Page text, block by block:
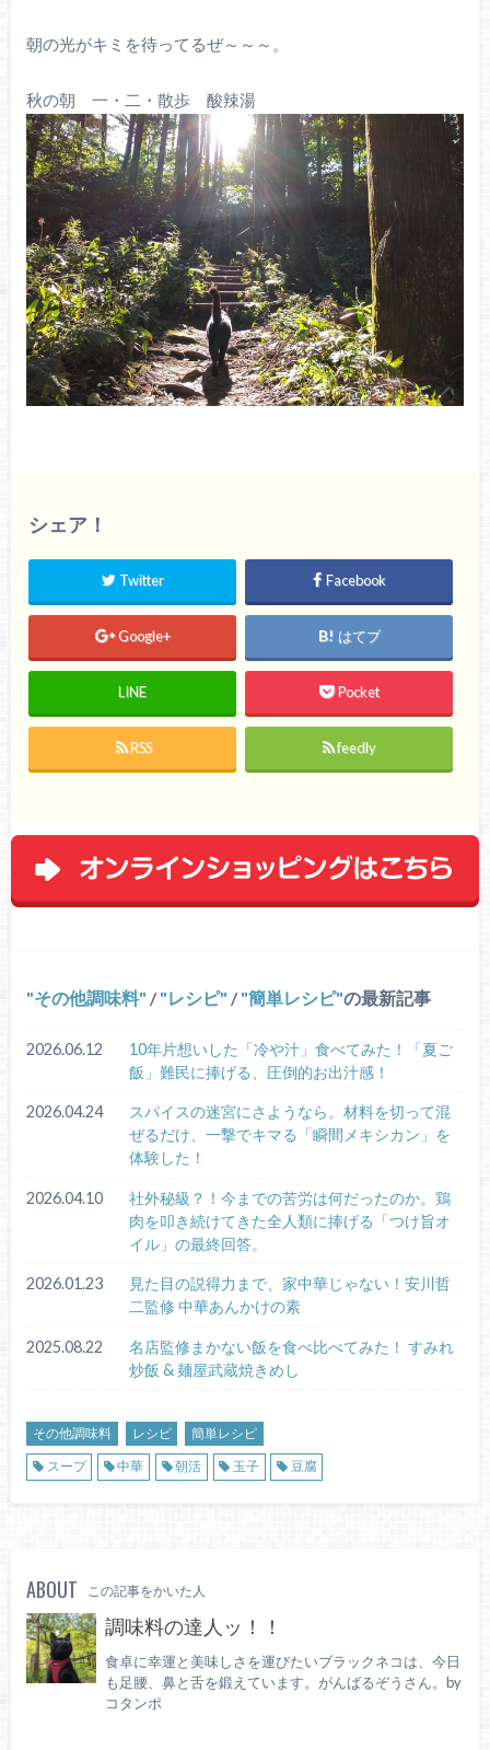
朝の光がキミを待ってるぜ～～～。
秋の朝 一・二・散歩 酸辣湯
シェア！
Twitter Facebook
Google+ はてブ
LINE Pocket
RSS feedly
その他調味料 / レシピ / 簡単レシピ の最新記事
2026.06.12
10年片想いした「冷や汁」食べてみた！「夏ご
飯」難民に捧げる、圧倒的お出汁感！
2026.04.24
スパイスの迷宮にさようなら。材料を切って混
ぜるだけ、一撃でキマる「瞬間メキシカン」を
体験した！
2026.04.10
社外秘級？！今までの苦労は何だったのか。鶏
肉を叩き続けてきた全人類に捧げる「つけ旨オ
イル」の最終回答。
2026.01.23
見た目の説得力まで、家中華じゃない！安川哲
二監修 中華あんかけの素
2025.08.22
名店監修まかない飯を食べ比べてみた！ すみれ
炒飯 & 麺屋武蔵焼きめし
その他調味料 レシピ
簡単レシピ
スープ
中華 朝活 玉子 豆腐
ABOUT この記事をかいた人
調味料の達人ッ！！
食卓に幸運と美味しさを運びたいブラックネコは、今日
も足腰、鼻と舌を鍛えています。がんばるぞうさん。by
コタンポ